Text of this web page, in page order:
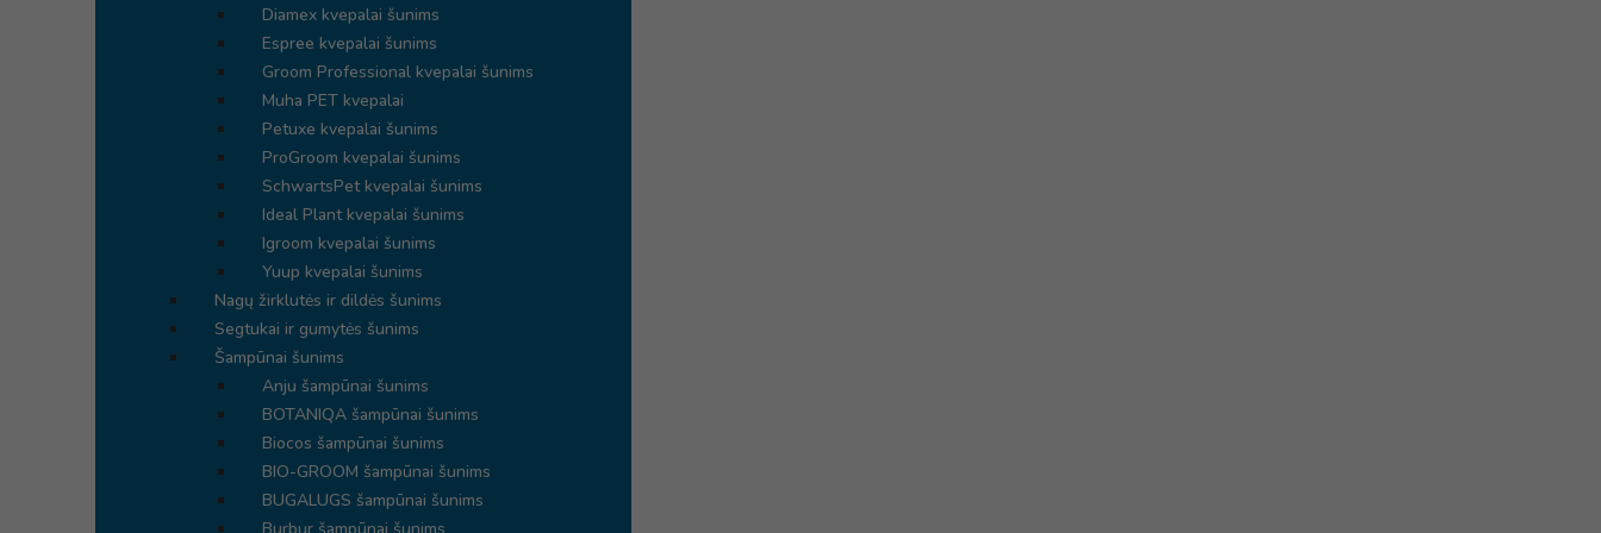
Diamex kvepalai šunims
Espree kvepalai šunims
Groom Professional kvepalai šunims
Muha PET kvepalai
Petuxe kvepalai šunims
ProGroom kvepalai šunims
SchwartsPet kvepalai šunims
Ideal Plant kvepalai šunims
Igroom kvepalai šunims
Yuup kvepalai šunims
Nagų žirklutės ir dildės šunims
Segtukai ir gumytės šunims
Šampūnai šunims
Anju šampūnai šunims
BOTANIQA šampūnai šunims
Biocos šampūnai šunims
BIO-GROOM šampūnai šunims
BUGALUGS šampūnai šunims